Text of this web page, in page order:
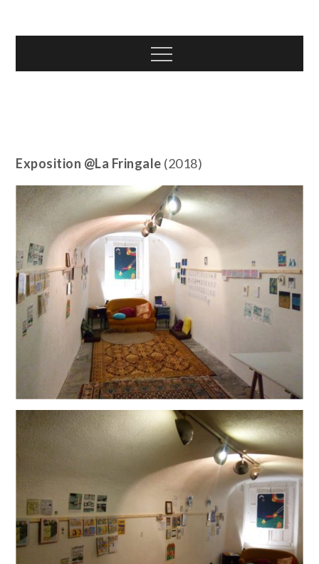
T.TOTH Menu
Exposition @La Fringale (2018)